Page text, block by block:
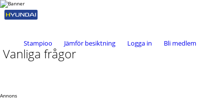
Stampioo Jämför besiktning Logga in Bli medlem
Vanliga frågor
Annons